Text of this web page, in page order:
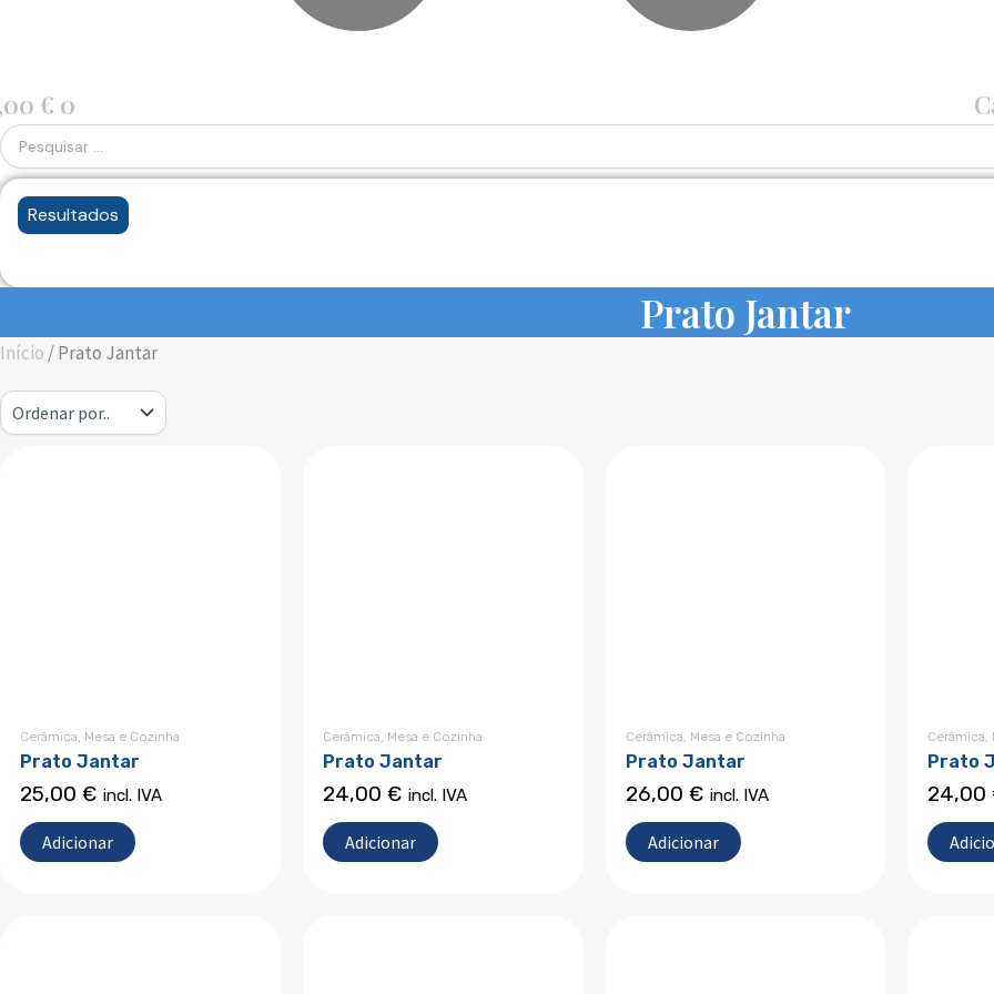
€ 0
Resultados
Prato Jantar
Início / Prato Jantar
Cerâmica Mesa e Cozinha
Prato Jantar
25,00 € incl. IVA
Adicionar
Cerâmica Mesa e Cozinha
Prato Jantar
24,00 € incl. IVA
Adicionar
Cerâmica Mesa e Cozinha
Prato Jantar
26,00 € incl. IVA
Adicionar
Cerâmica
Prato
24,00